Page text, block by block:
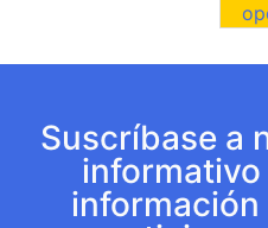
Suscríbase a